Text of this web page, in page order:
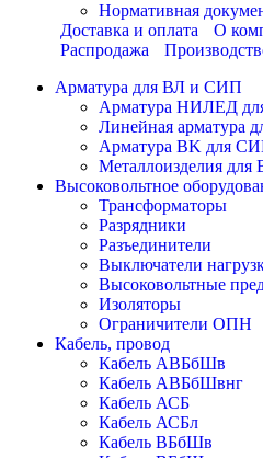
Нормативная
Доставка и оплата
О
Распродажа
Арматура для ВЛ и СИП
Арматура НИЛЕД
Линейная арматура
Арматура BK для
Металлоизделия
Высоковольтное
Трансформаторы
Разрядники
Разъединители
Выключатели
Высоковольтные
Изоляторы
Ограничители ОПН
Кабель, провод
Кабель АВБбШв
Кабель АВБбШвнг
Кабель АСБ
Кабель АСБл
Кабель ВБбШв